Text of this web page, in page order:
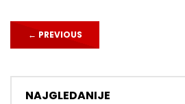
← PREVIOUS
NAJGLEDANIJE